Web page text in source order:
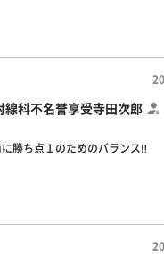
線科不名誉享受寺田次郎
勝ち点１のためのバランス‼️